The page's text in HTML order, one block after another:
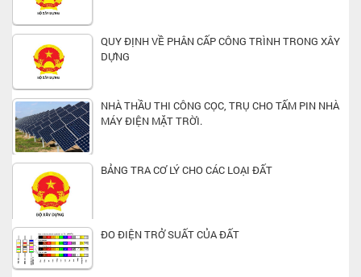
QUY ĐỊNH VỀ PHÂN CẤP CÔNG TRÌNH TRONG XÂY
DỰNG
NHÀ THẦU THI CÔNG CỌC, TRỤ CHO TẤM PIN NHÀ
MÁY ĐIỆN MẶT TRỜI.
BẢNG TRA CƠ LÝ CHO CÁC LOẠI ĐẤT
ĐO ĐIỆN TRỞ SUẤT CỦA ĐẤT